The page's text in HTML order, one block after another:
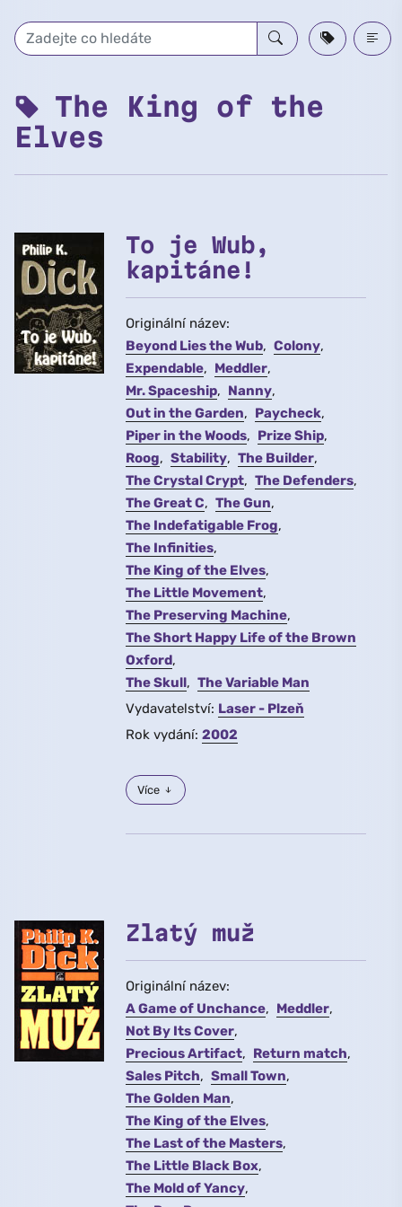
The King of the
Elves
To je Wub,
kapitáne!
Originální název:
Beyond Lies the Wub
Colony
Expendable
Meddler
Mr. Spaceship
Nanny
Out in the Garden
Paycheck
Piper in the Woods
Prize Ship
Roog
Stability
The Builder
The Crystal Crypt
The Defenders
The Great C
The Gun
The Indefatigable Frog
The Infinities
The King of the Elves
The Little Movement
The Preserving Machine
The Short Happy Life of the Brown
Oxford
The Skull
The Variable Man
Vydavatelství: Laser - Plzeň
Rok vydání: 2002
Více
Zlatý muž
Originální název:
A Game of Unchance
Meddler
Not By Its Cover
Precious Artifact
Return match
Sales Pitch
Small Town
The Golden Man
The King of the Elves
The Last of the Masters
The Little Black Box
The Mold of Yancy